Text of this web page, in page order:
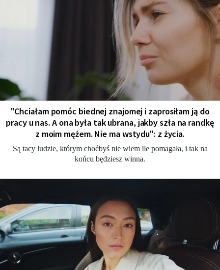
"Chciałam pomóc biednej znajomej i zaprosiłam ją do
pracy u nas. A ona była tak ubrana, jakby szła na randkę
z moim mężem. Nie ma wstydu": z życia.
Są tacy ludzie, którym choćbyś nie wiem ile pomagała, i tak na
końcu będziesz winna.